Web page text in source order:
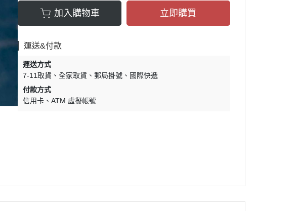
加入購物車 立即購買
運送&付款
運送方式
7-11取貨
全家取貨 郵局掛號
國際快遞
付款方式
信用卡
ATM 虛擬帳號